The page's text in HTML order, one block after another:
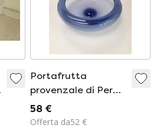
Portafrutta
provenzale di Per
Lutken per
Holmegaard
58 €
Offerta da52 €